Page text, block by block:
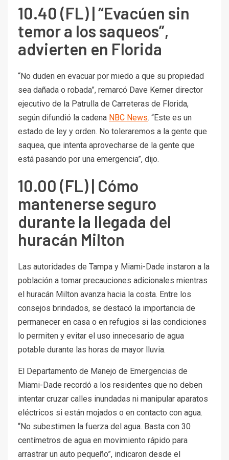
10.40 (FL) | “Evacúen sin
temor a los saqueos”,
advierten en Florida
“No duden en evacuar por miedo a que su propiedad
sea dañada o robada”, remarcó Dave Kerner director
ejecutivo de la Patrulla de Carreteras de Florida,
según difundió la cadena NBC News. “Este es un
estado de ley y orden. No toleraremos a la gente que
saquea, que intenta aprovecharse de la gente que
está pasando por una emergencia”, dijo.
10.00 (FL) | Cómo
mantenerse seguro
durante la llegada del
huracán Milton
Las autoridades de Tampa y Miami-Dade instaron a la
población a tomar precauciones adicionales mientras
el huracán Milton avanza hacia la costa. Entre los
consejos brindados, se destacó la importancia de
permanecer en casa o en refugios si las condiciones
lo permiten y evitar el uso innecesario de agua
potable durante las horas de mayor lluvia.
El Departamento de Manejo de Emergencias de
Miami-Dade recordó a los residentes que no deben
intentar cruzar calles inundadas ni manipular aparatos
eléctricos si están mojados o en contacto con agua.
“No subestimen la fuerza del agua. Basta con 30
centímetros de agua en movimiento rápido para
arrastrar un auto pequeño”, indicaron desde el